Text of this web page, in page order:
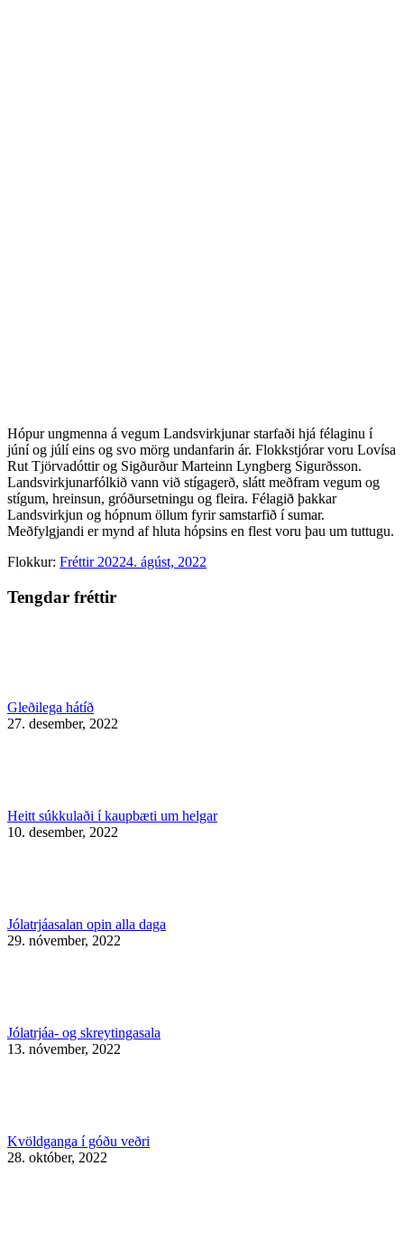
Hópur ungmenna á vegum Landsvirkjunar starfaði hjá félaginu í
júní og júlí eins og svo mörg undanfarin ár. Flokkstjórar voru Lovísa
Rut Tjörvadóttir og Sigðurður Marteinn Lyngberg Sigurðsson.
Landsvirkjunarfólkið vann við stígagerð, slátt meðfram vegum og
stígum, hreinsun, gróðursetningu og fleira. Félagið þakkar
Landsvirkjun og hópnum öllum fyrir samstarfið í sumar.
Meðfylgjandi er mynd af hluta hópsins en flest voru þau um tuttugu.
Flokkur: Fréttir 20224. ágúst, 2022
Tengdar fréttir
Gleðilega hátíð
27. desember, 2022
Heitt súkkulaði í kaupbæti um helgar
10. desember, 2022
Jólatrjáasalan opin alla daga
29. nóvember, 2022
Jólatrjáa- og skreytingasala
13. nóvember, 2022
Kvöldganga í góðu veðri
28. október, 2022